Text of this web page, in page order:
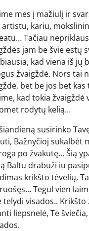
mes į mažiulį ir
artistu, kariu,
Tačiau
jam be švie estų
kad viena iš jų
žvaigždė. Nors tai
bet be jos bet
kad tokia žvaigždė
rodytų kelią…
susirinko
Bažnyčioj sukalbėt
po žvakutę… Šią
Baltu drabuži iu
krikšto tėvelių,
Tegul vien
telydi visados.. Krikšto
liepsnelė, Te